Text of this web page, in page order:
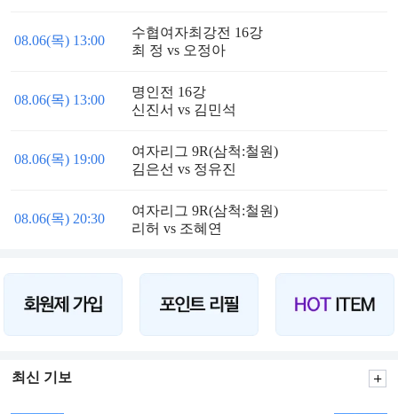
08.06(목) 13:00
수협여자최강전 16강
최 정 vs 오정아
08.06(목) 13:00
명인전 16강
신진서 vs 김민석
08.06(목) 19:00
여자리그 9R(삼척:철원)
김은선 vs 정유진
08.06(목) 20:30
여자리그 9R(삼척:철원)
리허 vs 조혜연
최신 기보